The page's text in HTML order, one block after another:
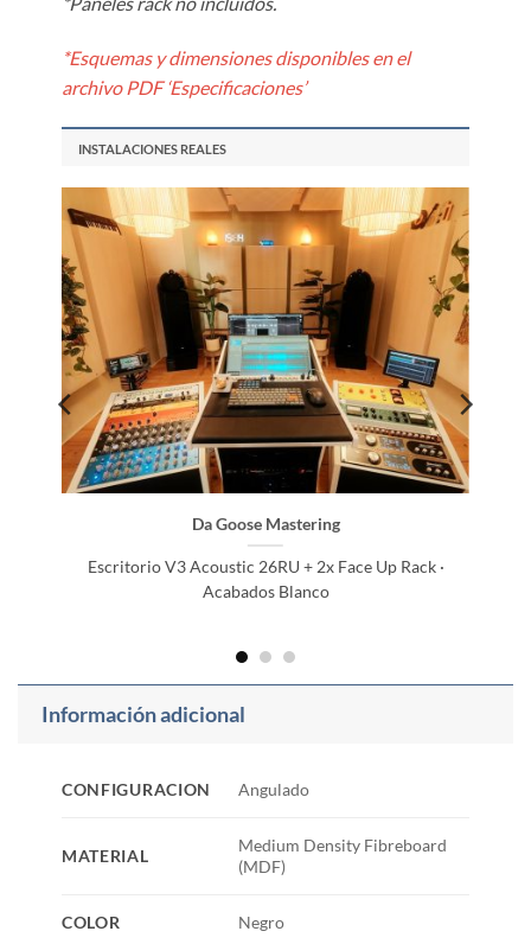
*Esquemas y dimensiones disponibles en el
archivo PDF ‘Especificaciones’
INSTALACIONES REALES
Da Goose Mastering
Escritorio V3 Acoustic 26RU + 2x Face Up Rack ·
Acabados Blanco
Información adicional
CONFIGURACION Angulado
MATERIAL
Medium Density Fibreboard
(MDF)
COLOR Negro